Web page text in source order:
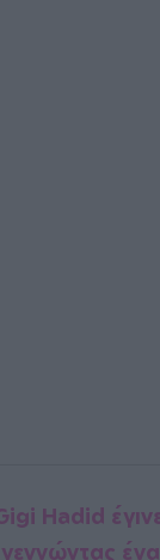
Hadid
γεννώντας